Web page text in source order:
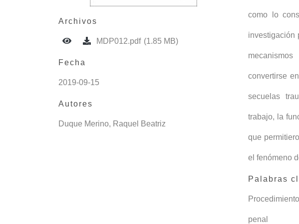
Archivos
MDP012.pdf (1.85 MB)
Fecha
2019-09-15
Autores
Duque Merino, Raquel Beatriz
como lo
investigación
convertirse
secuelas
trabajo, la
que
el fenómeno
Palabras
penal